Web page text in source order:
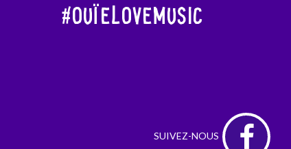
#OuïeLoveMusic